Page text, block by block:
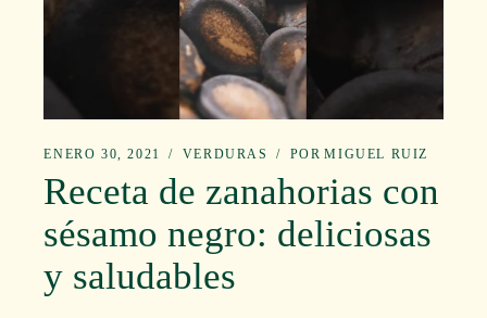
ENERO 30, 2021 VERDURAS POR MIGUEL RUIZ
Receta de zanahorias con
sésamo negro: deliciosas
y saludables